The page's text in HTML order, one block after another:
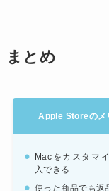
まとめ
Apple Storeのメ
Macをカスタマ
入できる
使った商品でも返